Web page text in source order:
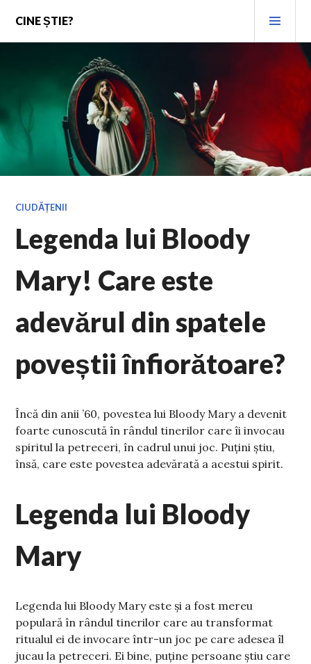
content
CINE ȘTIE?
CIUDĂȚENII
Legenda lui Bloody
Mary! Care este
adevărul din spatele
poveștii înfiorătoare?
Încă din anii ’60, povestea lui Bloody Mary a devenit
foarte cunoscută în rândul tinerilor care îi invocau
spiritul la petreceri, în cadrul unui joc. Puțini știu,
însă, care este povestea adevărată a acestui spirit.
Legenda lui Bloody
Mary
Legenda lui Bloody Mary este și a fost mereu
populară în rândul tinerilor care au transformat
ritualul ei de invocare într-un joc pe care adesea îl
jucau la petreceri. Ei bine, puține persoane știu care